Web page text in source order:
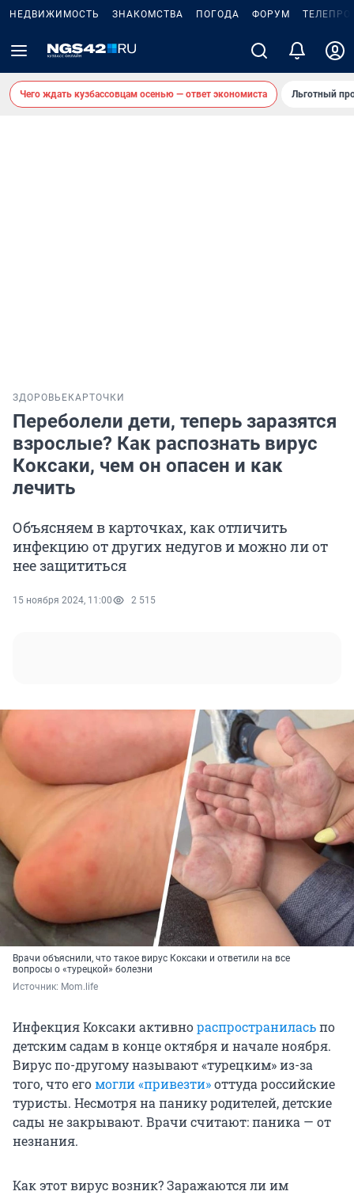
НЕДВИЖИМОСТЬ ЗНАКОМСТВА ПОГОДА ФОРУМ
Чего ждать кузбассовцам осенью — ответ экономиста Льготный
ЗДОРОВЬЕ КАРТОЧКИ
Переболели дети, теперь заразятся
взрослые? Как распознать вирус
Коксаки, чем он опасен и как
лечить
Объясняем в карточках, как отличить
инфекцию от других недугов и можно ли от
нее защититься
15 ноября 2024, 11:00 2 515
Врачи объяснили, что такое вирус Коксаки и ответили на все
вопросы о «турецкой» болезни
Источник: Mom.life
Инфекция Коксаки активнораспространиласьпо
детским садам в конце октября и начале ноября.
Вирус по-другому называют «турецким» из-за
того, что егомогли «привезти»оттуда российские
туристы. Несмотря на панику родителей, детские
сады не закрывают. Врачи считают: паника — от
незнания.
Как этот вирус возник? Заражаются ли им